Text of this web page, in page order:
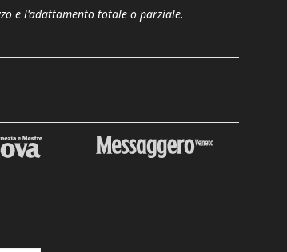
e l'adattamento totale o parziale.